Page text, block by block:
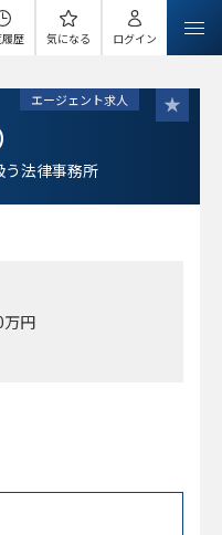
歴 気になる ログイン
エージェント求人
う法律事務所
万円